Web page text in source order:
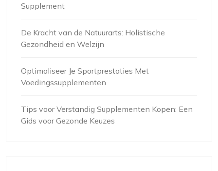
Supplement
De Kracht van de Natuurarts: Holistische
Gezondheid en Welzijn
Optimaliseer Je Sportprestaties Met
Voedingssupplementen
Tips voor Verstandig Supplementen Kopen: Een
Gids voor Gezonde Keuzes